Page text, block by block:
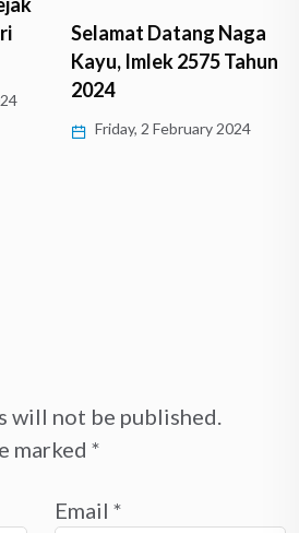
Naga
Tahun
Harmoni dan
Umat Buddha di…
will not be published.
marked *
Email *